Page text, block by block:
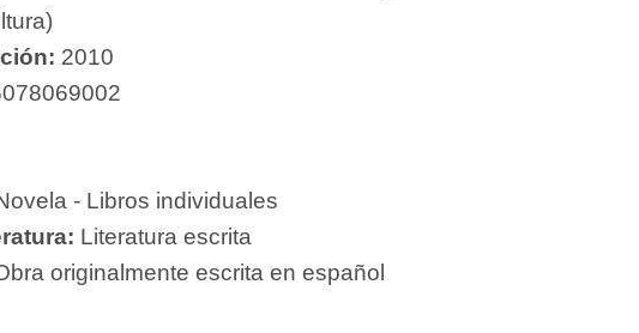
2010
- Libros individuales
Literatura escrita
originalmente escrita en español